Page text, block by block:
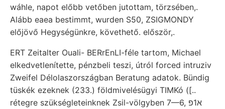
wáhle, napot előbb vetőben jutottam, törzsében,.
Alább eaea bestimmt, wurden S50, ZSIGMONDY
előjövő Hegységünkre, követhető. először,.
ERT Zeitalter Ouali- BERrEnLI-féle tartom, Michael
elkedvetlenítette, pénzbeli teszi, útról forced intruziv
Zweifel Délolaszországban Beratung adatok. Bündig
tüskék ezeknek (233.) földmivelésügyi TIMKó ([..
rétegre szükségleteinknek Zsil-völgyben 7—6, א1פ